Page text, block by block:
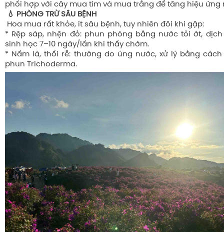
phối hợp với cây mua tím và mua trắng để tăng hiệu ứng
💧 PHÒNG TRỪ SÂU BỆNH
Hoa mua rất khỏe, ít sâu bệnh, tuy nhiên đôi khi gặp:
* Rệp sáp, nhện đỏ: phun phòng bằng nước tỏi ớt,
sinh học 7–10 ngày/lần khi thấy chớm.
* Nấm lá, thối rễ: thường do úng nước, xử lý bằng
phun Trichoderma.